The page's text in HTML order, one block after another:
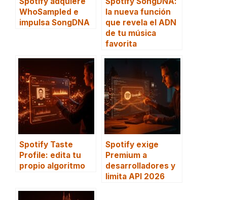
WhoSampled e
impulsa SongDNA
la nueva función
que revela el ADN
de tu música
favorita
Spotify Taste
Profile: edita tu
propio algoritmo
Spotify exige
Premium a
desarrolladores y
limita API 2026